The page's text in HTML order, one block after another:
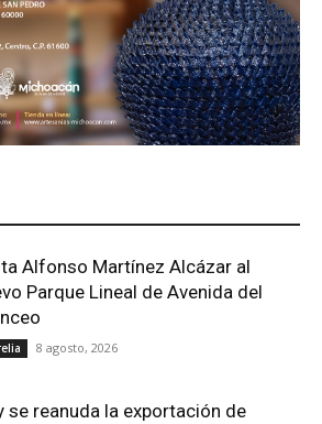
Alfonso Martínez Alcázar al
Parque Lineal de Avenida del
8 agosto, 2026
se reanuda la exportación de